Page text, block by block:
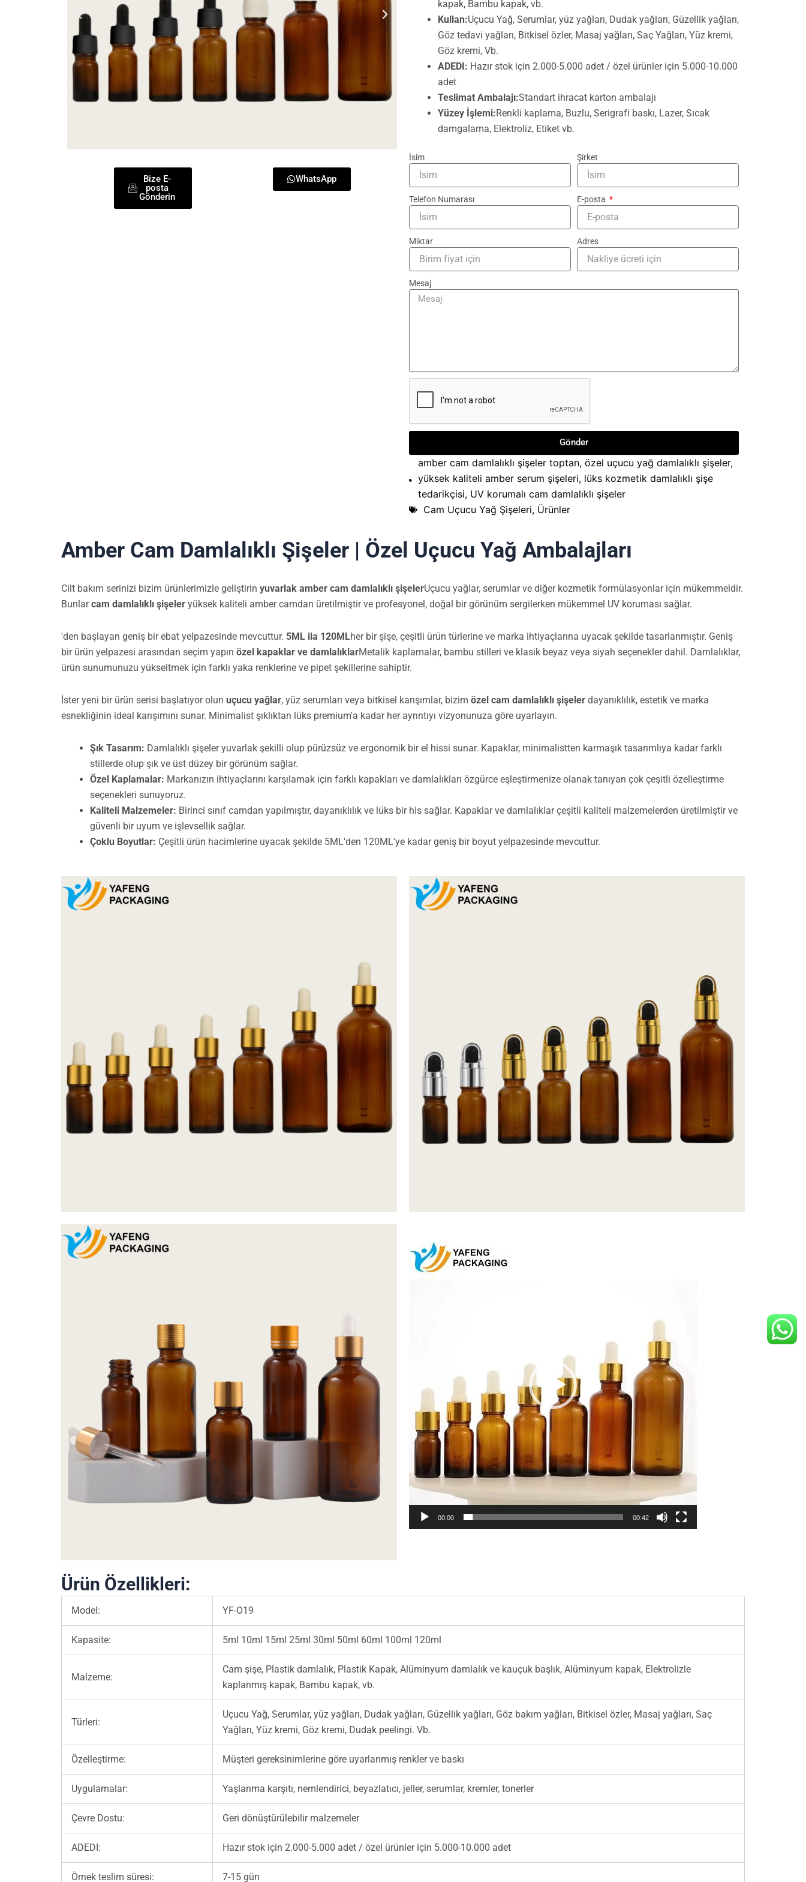
Bize E-
posta
Gönderin
WhatsApp
kapak, Bambu kapak, vb.
Kullan:Uçucu Yağ, Serumlar, yüz yağları, Dudak yağları, Güzellik yağları,
Göz tedavi yağları, Bitkisel özler, Masaj yağları, Saç Yağları, Yüz kremi,
Göz kremi, Vb.
ADEDI: Hazır stok için 2.000-5.000 adet / özel ürünler için 5.000-10.000
adet
Teslimat Ambalajı:Standart ihracat karton ambalajı
Yüzey İşlemi:Renkli kaplama, Buzlu, Serigrafi baskı, Lazer, Sıcak
damgalama, Elektroliz, Etiket vb.
İsim Şirket
Telefon Numarası E-posta
Miktar Adres
Mesaj
Gönder
amber cam damlalıklı şişeler toptan,özel uçucu yağ damlalıklı şişeler,
yüksek kaliteli amber serum şişeleri, lüks kozmetik damlalıklı şişe
tedarikçisi, UV korumalı cam damlalıklı şişeler
Cam Uçucu Yağ Şişeleri, Ürünler
Amber Cam Damlalıklı Şişeler | Özel Uçucu Yağ Ambalajları
Cilt bakım serinizi bizim ürünlerimizle geliştirin yuvarlak amber cam damlalıklı şişelerUçucu yağlar, serumlar ve diğer kozmetik formülasyonlar için mükemmeldir.
Bunlarcam damlalıklı şişeler yüksek kaliteli amber camdan üretilmiştir ve profesyonel, doğal bir görünüm sergilerken mükemmel UV koruması sağlar.
'den başlayan geniş bir ebat yelpazesinde mevcuttur. 5ML ila 120MLher bir şişe, çeşitli ürün türlerine ve marka ihtiyaçlarına uyacak şekilde tasarlanmıştır. Geniş
bir ürün yelpazesi arasından seçim yapın özel kapaklar ve damlalıklarMetalik kaplamalar, bambu stilleri ve klasik beyaz veya siyah seçenekler dahil. Damlalıklar,
ürün sunumunuzu yükseltmek için farklı yaka renklerine ve pipet şekillerine sahiptir.
İster yeni bir ürün serisi başlatıyor olun uçucu yağlar, yüz serumları veya bitkisel karışımlar, bizim özel cam damlalıklı şişeler dayanıklılık, estetik ve marka
esnekliğinin ideal karışımını sunar. Minimalist şıklıktan lüks premium'a kadar her ayrıntıyı vizyonunuza göre uyarlayın.
Şık Tasarım: Damlalıklı şişeler yuvarlak şekilli olup pürüzsüz ve ergonomik bir el hissi sunar. Kapaklar, minimalistten karmaşık tasarımlıya kadar farklı
stillerde olup şık ve üst düzey bir görünüm sağlar.
Özel Kaplamalar: Markanızın ihtiyaçlarını karşılamak için farklı kapakları ve damlalıkları özgürce eşleştirmenize olanak tanıyan çok çeşitli özelleştirme
seçenekleri sunuyoruz.
Kaliteli Malzemeler: Birinci sınıf camdan yapılmıştır, dayanıklılık ve lüks bir his sağlar. Kapaklar ve damlalıklar çeşitli kaliteli malzemelerden üretilmiştir ve
güvenli bir uyum ve işlevsellik sağlar.
Çoklu Boyutlar: Çeşitli ürün hacimlerine uyacak şekilde 5ML'den 120ML'ye kadar geniş bir boyut yelpazesinde mevcuttur.
Video
oynatıcı
00:00 00:42
Ürün Özellikleri:
Model: YF-O19
Kapasite: 5ml 10ml 15ml 25ml 30ml 50ml 60ml 100ml 120ml
Malzeme:
Cam şişe, Plastik damlalık, Plastik Kapak, Alüminyum damlalık ve kauçuk başlık, Alüminyum kapak, Elektrolizle
kaplanmış kapak, Bambu kapak, vb.
Türleri:
Uçucu Yağ, Serumlar, yüz yağları, Dudak yağları, Güzellik yağları, Göz bakım yağları, Bitkisel özler, Masaj yağları, Saç
Yağları, Yüz kremi, Göz kremi, Dudak peelingi. Vb.
Özelleştirme: Müşteri gereksinimlerine göre uyarlanmış renkler ve baskı
Uygulamalar: Yaşlanma karşıtı, nemlendirici, beyazlatıcı, jeller, serumlar, kremler, tonerler
Çevre Dostu: Geri dönüştürülebilir malzemeler
ADEDI: Hazır stok için 2.000-5.000 adet / özel ürünler için 5.000-10.000 adet
Örnek teslim süresi: 7-15 gün